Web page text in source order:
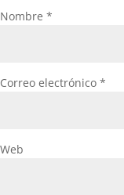
Nombre *
Correo electrónico *
Web